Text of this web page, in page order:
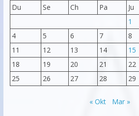
Du
Se Ch Pa Ju
1
4
5 6 7 8
11
12 13 14 15
18
19 20 21 22
25
26 27 28 29
« Okt Mar »